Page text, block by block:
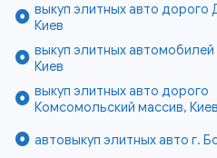
выкуп элитных авто дорого
Киев
выкуп элитных автомобилей
Киев
выкуп элитных авто дорого
Комсомольский массив,
автовыкуп элитных авто г.